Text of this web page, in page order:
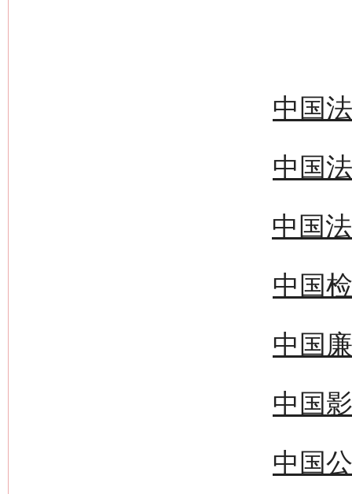
中国
中国
中国
中国
中国
中国
中国